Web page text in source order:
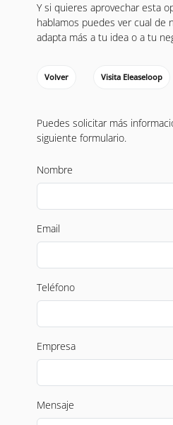
Y si quieres aprovechar esta
hablamos puedes ver cual de
adapta más a tu idea o a tu
Volver Visita Eleaseloop
Puedes solicitar más
siguiente formulario.
Nombre
Email
Teléfono
Empresa
Mensaje